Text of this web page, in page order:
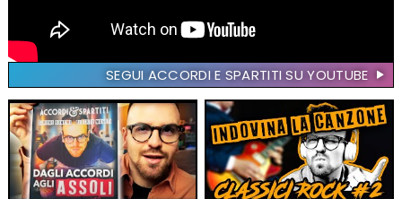
SEGUI ACCORDI E SPARTITI SU YOUTUBE